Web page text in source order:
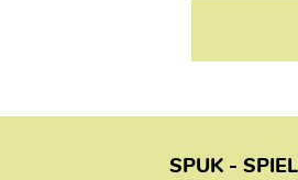
SPUK -